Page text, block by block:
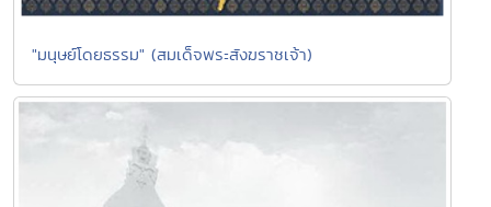
"มนุษย์โดยธรรม" (สมเด็จพระสังฆราชเจ้า)